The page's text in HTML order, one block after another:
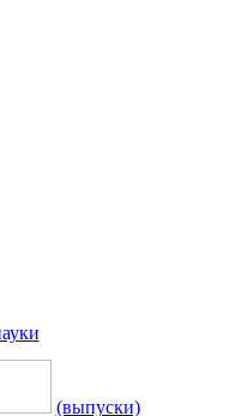
(выпуски)